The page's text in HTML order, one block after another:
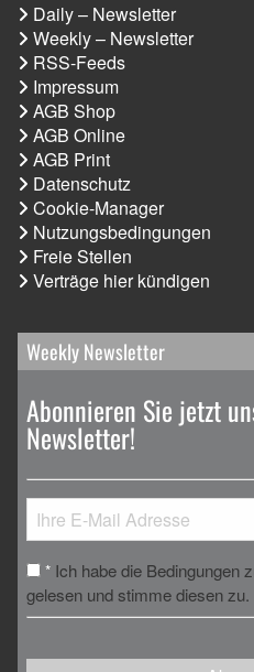
Daily – Newsletter
Weekly – Newsletter
RSS-Feeds
Impressum
AGB Shop
AGB Online
AGB Print
Datenschutz
Cookie-Manager
Nutzungsbedingungen
Freie Stellen
Verträge hier kündigen
Weekly Newsletter
Abonnieren Sie jetzt
Newsletter!
* Ich habe die Bedingungen
gelesen und stimme diesen zu.